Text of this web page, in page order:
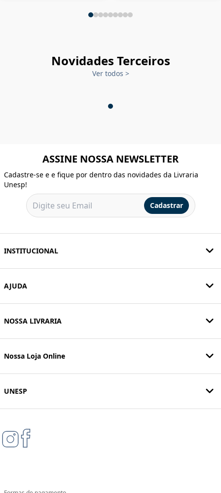
Novidades Terceiros
Ver todos >
ASSINE NOSSA NEWSLETTER
Cadastre-se e e fique por dentro das novidades da Livraria
Unesp!
Cadastrar
INSTITUCIONAL
AJUDA
NOSSA LIVRARIA
Nossa Loja Online
UNESP